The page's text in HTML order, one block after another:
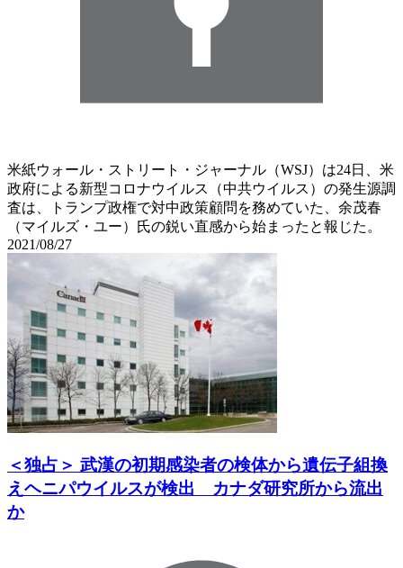
米紙ウォール・ストリート・ジャーナル（WSJ）は24日、米
政府による新型コロナウイルス（中共ウイルス）の発生源調
査は、トランプ政権で対中政策顧問を務めていた、余茂春
（マイルズ・ユー）氏の鋭い直感から始まったと報じた。
2021/08/27
＜独占＞ 武漢の初期感染者の検体から遺伝子組換
えヘニパウイルスが検出 カナダ研究所から流出
か